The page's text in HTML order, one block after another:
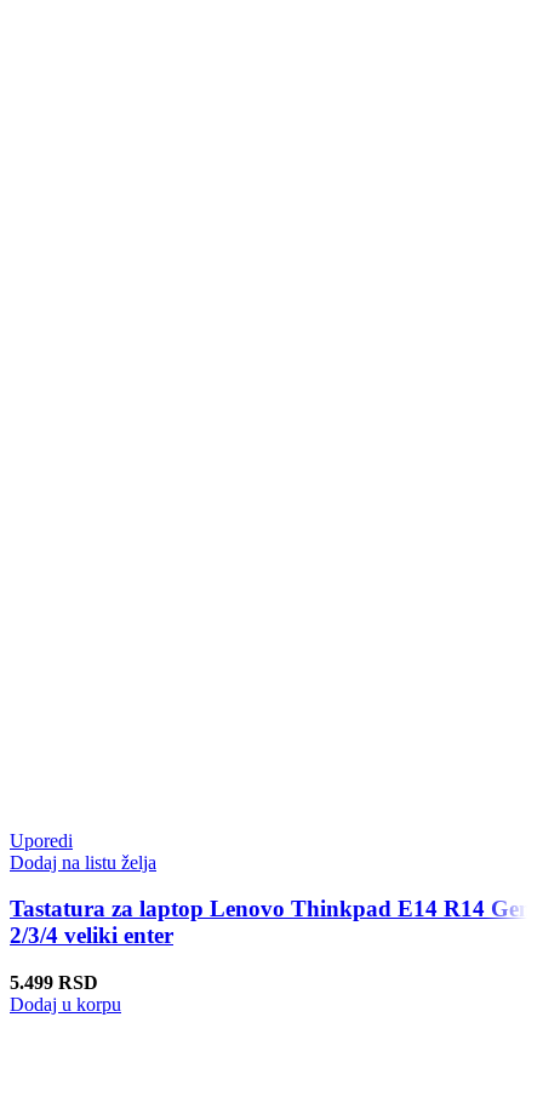
Uporedi
Dodaj na listu želja
Tastatura za laptop Lenovo Thinkpad E14 R14 Gen
2/3/4 veliki enter
5.499 RSD
Dodaj u korpu